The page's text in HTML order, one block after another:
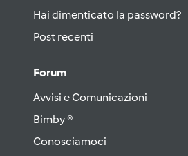
Hai dimenticato la password?
Post recenti
Forum
Avvisi e Comunicazioni
Bimby ®
Conosciamoci